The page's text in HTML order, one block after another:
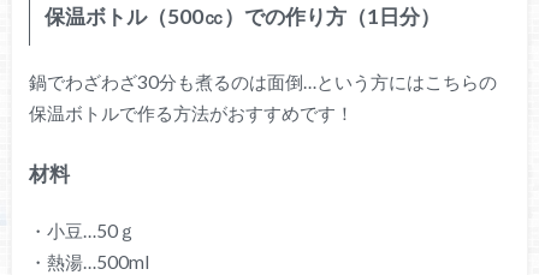
保温ボトル（500㏄）での作り方（1日分）
鍋でわざわざ30分も煮るのは面倒…という方にはこちらの
保温ボトルで作る方法がおすすめです！
材料
・小豆…50ｇ
・熱湯…500ml